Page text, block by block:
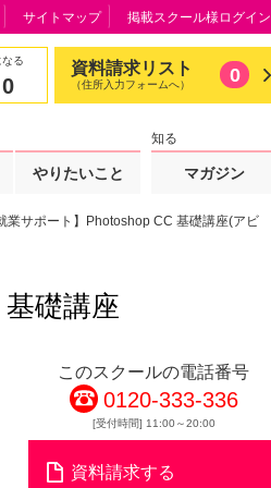
る
0
資料請求リスト
（住所入力フォームへ） 0
やりたいこと
知る
マガジン
サイトマップ 掲載スクール様ログイン
業サポート】Photoshop CC 基礎講座(アビ
基礎講座
このスクールの電話番号
0120-333-336
[受付時間] 11:00～20:00
資料請求する